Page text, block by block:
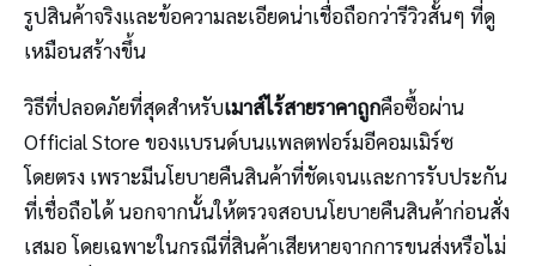
รูปสินค้าจริงและข้อความละเอียดน่าเชื่อถือกว่ารีวิวสั้นๆ ที่ดู
เหมือนสร้างขึ้น
วิธีที่ปลอดภัยที่สุดสำหรับเมาส์ไร้สายราคาถูกคือซื้อผ่าน
Official Store ของแบรนด์บนแพลตฟอร์มอีคอมเมิร์ซ
โดยตรง เพราะมีนโยบายคืนสินค้าที่ชัดเจนและการรับประกัน
ที่เชื่อถือได้ นอกจากนั้นให้ตรวจสอบนโยบายคืนสินค้าก่อนสั่ง
เสมอ โดยเฉพาะในกรณีที่สินค้าเสียหายจากการขนส่งหรือไม่